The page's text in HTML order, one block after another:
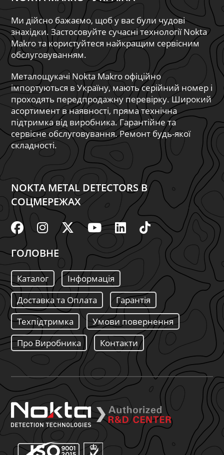
Ми дійсно бажаємо, щоб у вас були чудові
знахідки. Застосовуйте сучасні технології Nokta
Makro та користуйтеся найкращим сервісним
обслуговуванням.
Металощукачі Nokta Makro офіційно
імпортуються в Україну, мають серійний номер і
проходять передпродажну перевірку. Широкий
асортимент в наявності, пряма технічна
підтримка від виробника. Гарантійне та
сервісне обслуговування. Ремонт будь-якої
складності.
NOKTA METAL DETECTORS В
СОЦМЕРЕЖАХ
ГОЛОВНЕ
Каталог
Інформація
Доставка та Оплата
Гарантія
Техпідтримка
Умови повернення
Про Виробника
Контакти